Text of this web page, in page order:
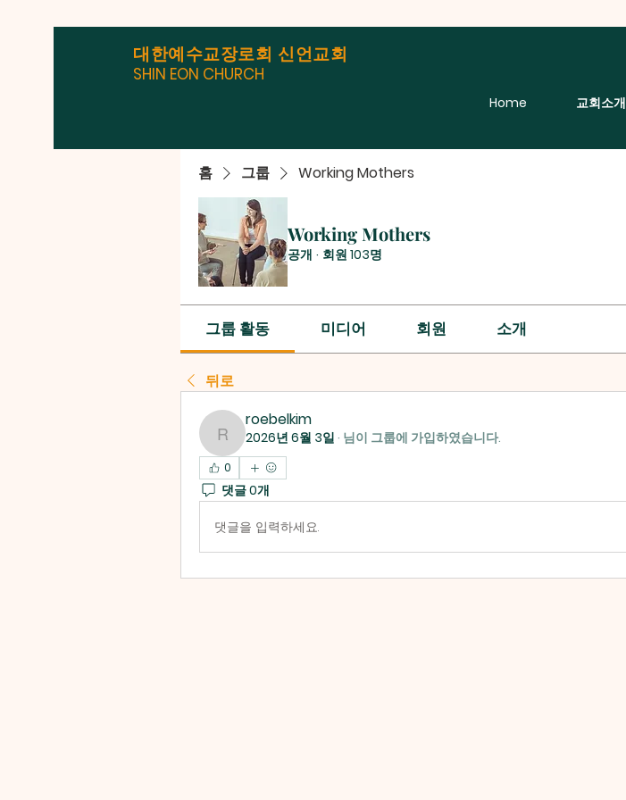
대한예수교장로회 신언교회
SHIN EON CHURCH
Home 교회소개
홈 그룹 Working Mothers
Working Mothers
공개 · 회원 103명
그룹 활동 미디어 회원 소개
뒤로
roebelkim
roebelkim
2026년 6월 3일 · 님이 그룹에 가입하였습니다.
0
댓글 0개
댓글을 입력하세요.